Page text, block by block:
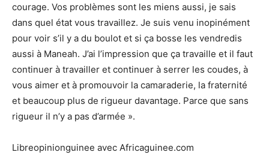
courage. Vos problèmes sont les miens aussi, je sais
dans quel état vous travaillez. Je suis venu inopinément
pour voir s’il y a du boulot et si ça bosse les vendredis
aussi à Maneah. J’ai l’impression que ça travaille et il faut
continuer à travailler et continuer à serrer les coudes, à
vous aimer et à promouvoir la camaraderie, la fraternité
et beaucoup plus de rigueur davantage. Parce que sans
rigueur il n’y a pas d’armée ».
Libreopinionguinee avec Africaguinee.com